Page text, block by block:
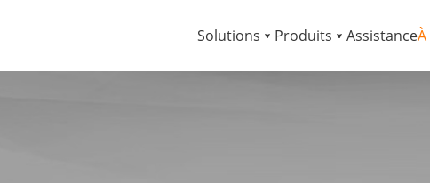
Solutions Produits Assistance